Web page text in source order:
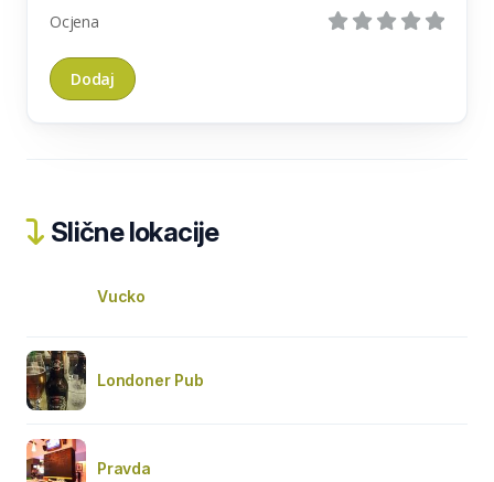
Ocjena
Slične lokacije
Vucko
Londoner Pub
Pravda